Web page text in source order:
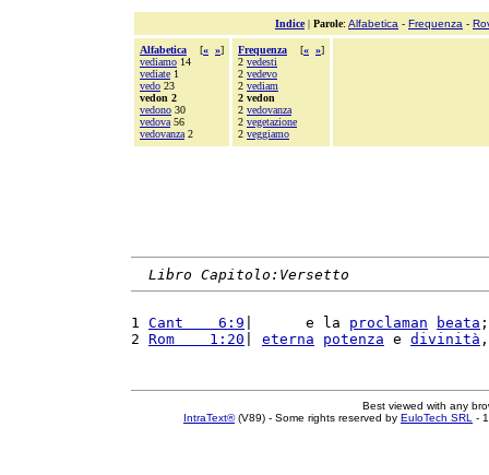
Indice| Parole: Alfabetica - Frequenza -
Alfabetica [« »]
vediamo 14
vediate 1
vedo 23
vedon 2
vedono 30
vedova 56
vedovanza 2
Frequenza [« »]
2 vedesti
2 vedevo
2 vediam
2 vedon
2 vedovanza
2 vegetazione
2 veggiamo
Libro Capitolo:Versetto
1 Cant    6:9 |      e la proclaman beata
2 Rom    1:20 eterna potenza e divinità
Best viewed with any
IntraText®(V89) - Some rights reserved by EuloTech SRL -